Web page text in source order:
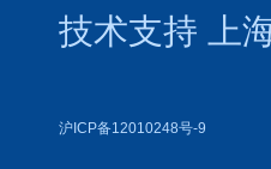
技术支持
上
沪ICP备12010248号-9